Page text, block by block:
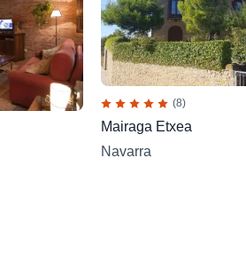
(8)
Mairaga Etxea
Navarra